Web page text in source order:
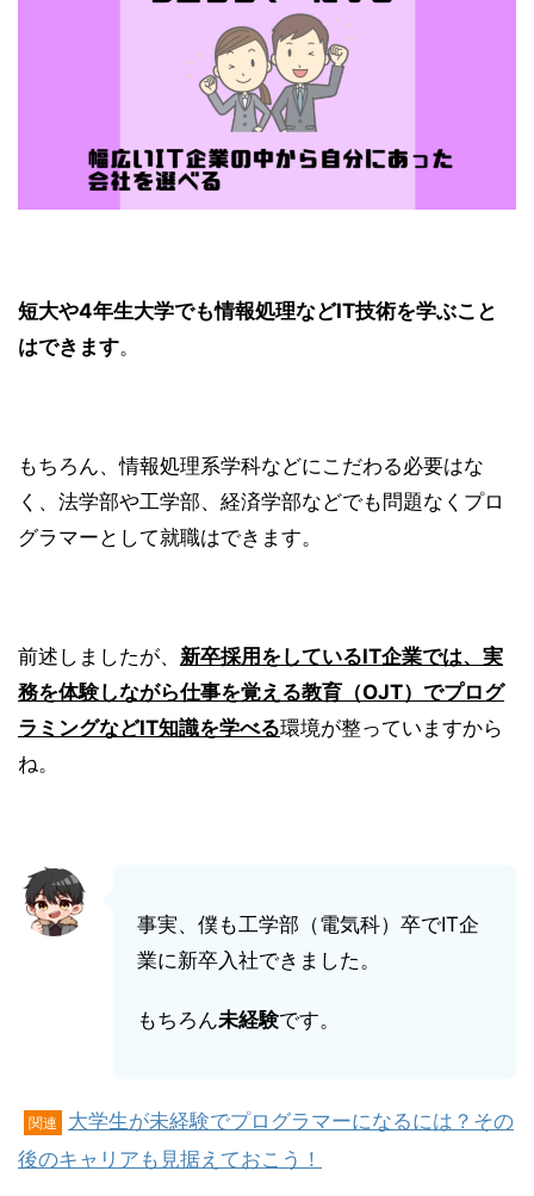
短大や4年生大学でも情報処理などIT技術を学ぶこと
はできます。
もちろん、情報処理系学科などにこだわる必要はな
く、法学部や工学部、経済学部などでも問題なくプロ
グラマーとして就職はできます。
前述しましたが、 新卒採用をしているIT企業では、実
務を体験しながら仕事を覚える教育（OJT）でプログ
ラミングなどIT知識を学べる環境が整っていますから
ね。
事実、僕も工学部（電気科）卒でIT企
業に新卒入社できました。
もちろん未経験です。
関連
大学生が未経験でプログラマーになるには？その
後のキャリアも見据えておこう！